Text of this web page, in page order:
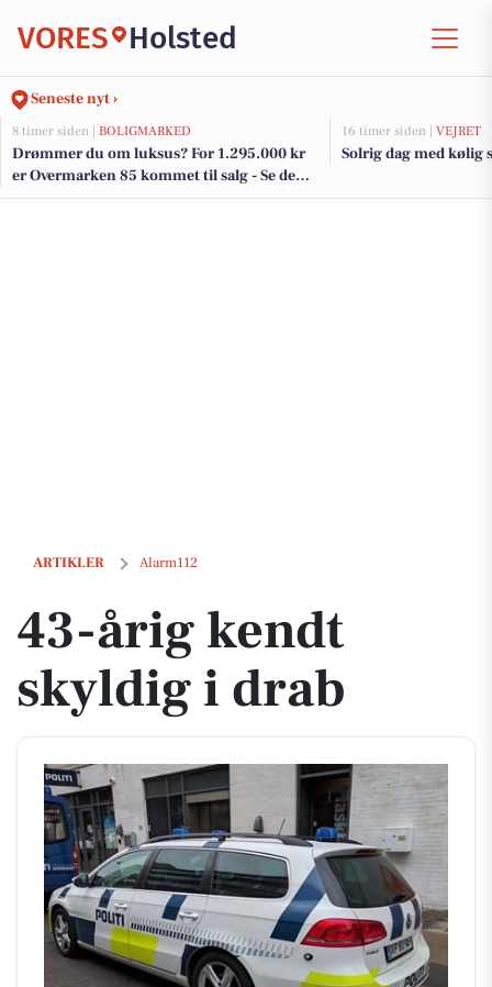
VORES Holsted
Seneste nyt ›
8 timer siden | BOLIGMARKED
Drømmer du om luksus? For 1.295.000 kr
er Overmarken 85 kommet til salg - Se den
og de dyreste boliger til salg her
16 timer siden | VEJRET
Solrig dag med
ARTIKLER Alarm112
43-årig kendt skyldig i drab
43-årig kendt
skyldig i drab